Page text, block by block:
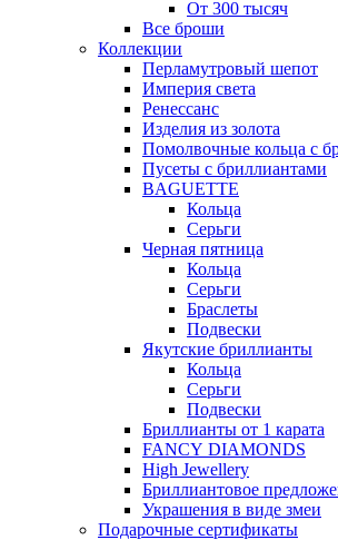
От 300 тысяч
Все броши
Коллекции
Перламутровый шепот
Империя света
Ренессанс
Изделия из золота
Помолвочные кольца с
Пусеты с бриллиантами
BAGUETTE
Кольца
Серьги
Черная пятница
Кольца
Серьги
Браслеты
Подвески
Якутские бриллианты
Кольца
Серьги
Подвески
Бриллианты от 1 карата
FANCY DIAMONDS
High Jewellery
Бриллиантовое
Украшения в виде змеи
Подарочные сертификаты